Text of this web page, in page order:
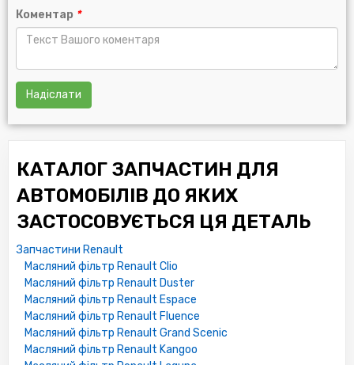
5029228
1651084CT0
FS0714302
5029226
8671002648
7700856099
M852065
1520800Q0H
93156562
8200033468
25026209
M883804
5013388
AM1514302
7700727479
7700727492
Коментар *
Надіслати
КАТАЛОГ ЗАПЧАСТИН ДЛЯ
АВТОМОБІЛІВ ДО ЯКИХ
ЗАСТОСОВУЄТЬСЯ ЦЯ ДЕТАЛЬ
Запчастини Renault
Масляний фільтр Renault Clio
Масляний фільтр Renault Duster
Масляний фільтр Renault Espace
Масляний фільтр Renault Fluence
Масляний фільтр Renault Grand Scenic
Масляний фільтр Renault Kangoo